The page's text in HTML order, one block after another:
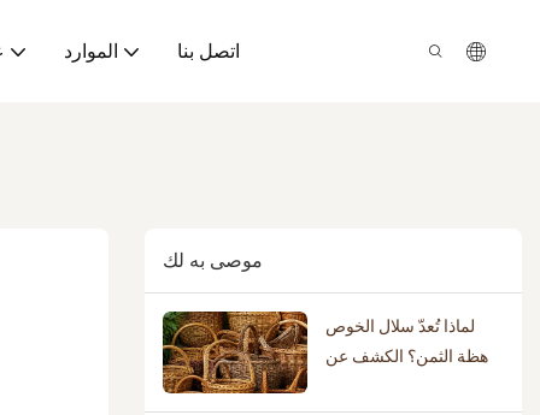
الموارد اتصل بنا
موصى به لك
لماذا تُعدّ سلال الخوص
باهظة الثمن؟ الكشف عن